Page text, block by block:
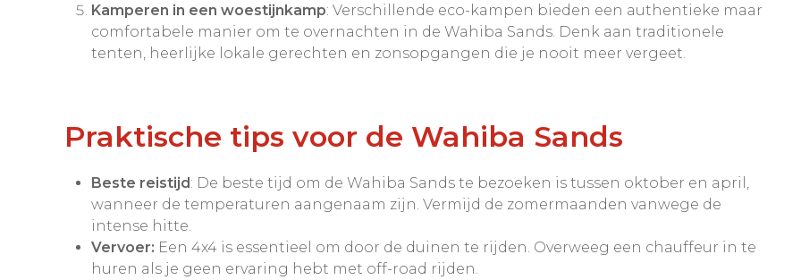
Kamperen in een woestijnkamp: Verschillende eco-kampen bieden een authentieke maar
comfortabele manier om te overnachten in de Wahiba Sands. Denk aan traditionele
tenten, heerlijke lokale gerechten en zonsopgangen die je nooit meer vergeet.
Praktische tips voor de Wahiba Sands
Beste reistijd: De beste tijd om de Wahiba Sands te bezoeken is tussen oktober en april,
wanneer de temperaturen aangenaam zijn. Vermijd de zomermaanden vanwege de
intense hitte.
Vervoer: Een 4x4 is essentieel om door de duinen te rijden. Overweeg een chauffeur in te
huren als je geen ervaring hebt met off-road rijden.